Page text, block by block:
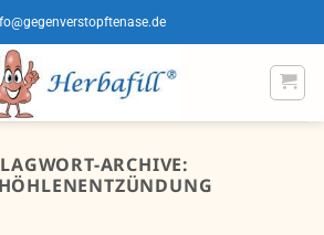
ARCHIVE: